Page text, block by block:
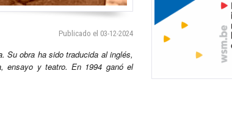
Publicado el 03-12-2024
Su obra ha sido traducida al inglés,
ensayo y teatro. En 1994 ganó el